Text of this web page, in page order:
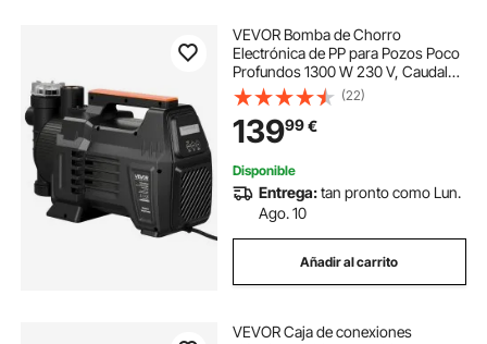
VEVOR Bomba de Chorro
Electrónica de PP para Pozos Poco
Profundos 1300 W 230 V, Caudal
Máximo de 4800 L/h, Altura de
Succión de 8 m, Control
Electrónico Inteligente, para Riego
de Jardines, Césped
(22)
13999€
Disponible
Entrega:tan pronto como Lun.
Ago. 10
Añadir al carrito
VEVOR Caja de conexiones